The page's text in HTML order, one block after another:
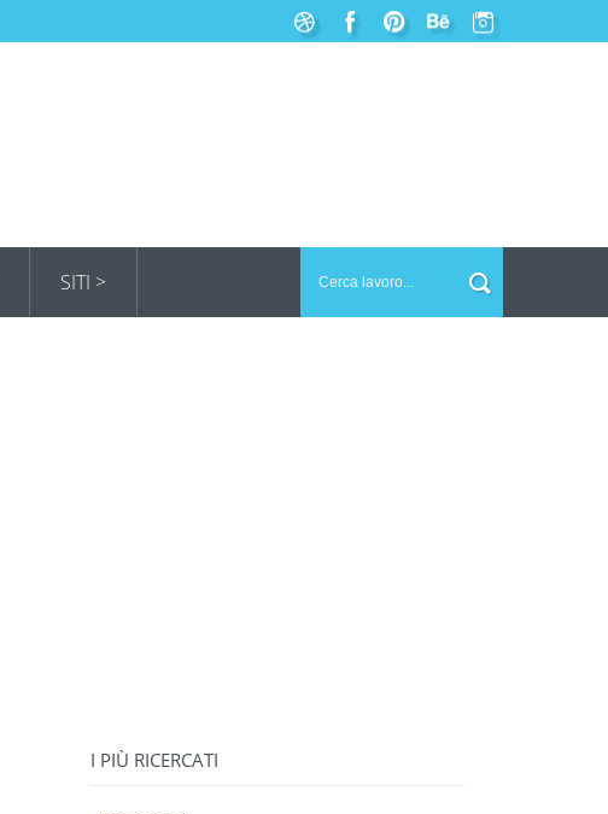
SITI >
I PIÙ RICERCATI